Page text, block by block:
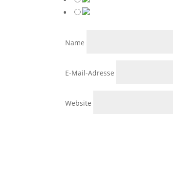
Name
E-Mail-Adresse
Website